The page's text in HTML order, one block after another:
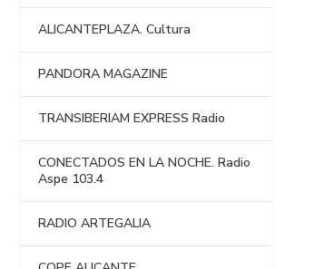
ALICANTEPLAZA. Cultura
PANDORA MAGAZINE
TRANSIBERIAM EXPRESS Radio
CONECTADOS EN LA NOCHE. Radio
Aspe 103.4
RADIO ARTEGALIA